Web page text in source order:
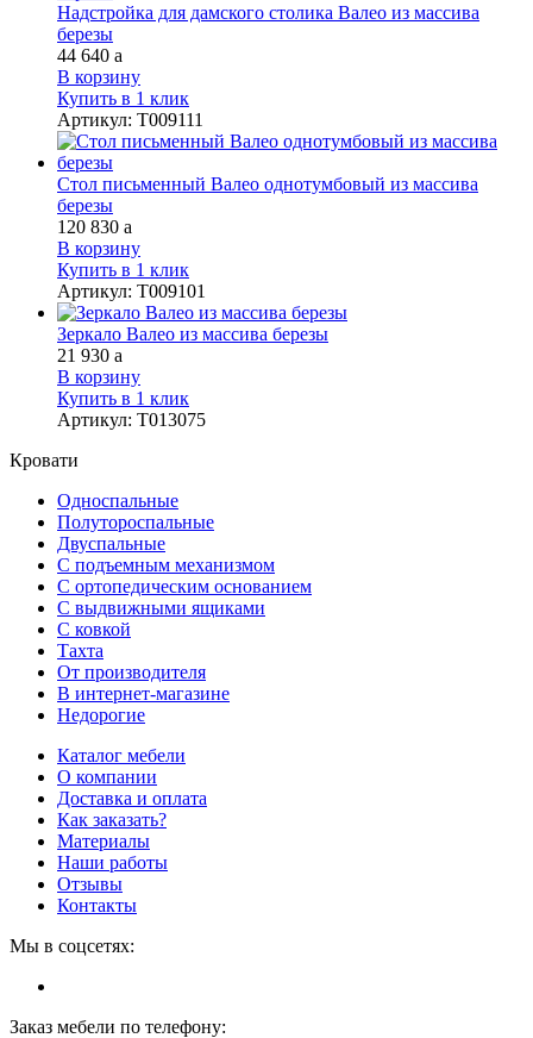
Надстройка для дамского столика Валео из массива
березы
44 640 a
В корзину
Купить в 1 клик
Артикул: Т009111
Стол письменный Валео однотумбовый из массива
березы
120 830 a
В корзину
Купить в 1 клик
Артикул: Т009101
Зеркало Валео из массива березы
21 930 a
В корзину
Купить в 1 клик
Артикул: Т013075
Кровати
Односпальные
Полутороспальные
Двуспальные
С подъемным механизмом
С ортопедическим основанием
С выдвижными ящиками
С ковкой
Тахта
От производителя
В интернет-магазине
Недорогие
Каталог мебели
О компании
Доставка и оплата
Как заказать?
Материалы
Наши работы
Отзывы
Контакты
Мы в соцсетях:
Заказ мебели по телефону: